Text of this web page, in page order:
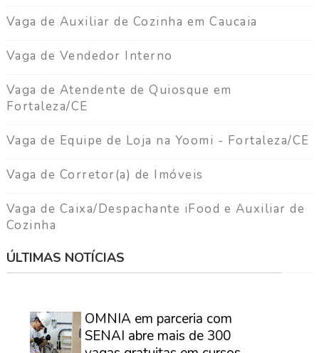
Vaga de Auxiliar de Cozinha em Caucaia
Vaga de Vendedor Interno
Vaga de Atendente de Quiosque em
Fortaleza/CE
Vaga de Equipe de Loja na Yoomi - Fortaleza/CE
Vaga de Corretor(a) de Imóveis
Vaga de Caixa/Despachante iFood e Auxiliar de
Cozinha
ÚLTIMAS NOTÍCIAS
OMNIA em parceria com
SENAI abre mais de 300